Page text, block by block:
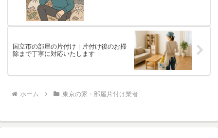
国立市の部屋の片付け｜片付け後のお掃
除まで丁寧に対応いたします
ホーム 東京の家・部屋片付け業者